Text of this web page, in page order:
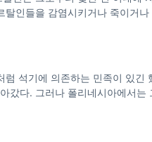
인들을 감염시키거나 죽이거
석기에 의존하는 민족이 있
갔다. 그러나 폴리네시아에서